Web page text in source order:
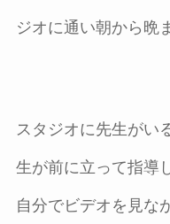
ジオに通い朝から晩
スタジオに先生がい
生が前に立って指導
自分でビデオを見な